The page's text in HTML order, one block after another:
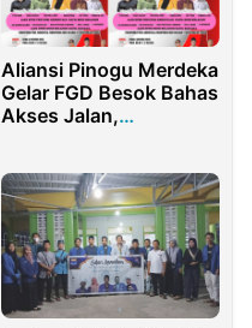
Aliansi Pinogu Merdeka
Gelar FGD Besok Bahas
Akses Jalan,